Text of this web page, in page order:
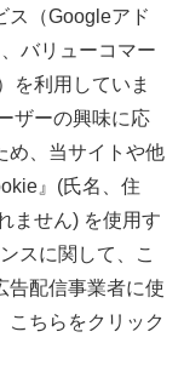
ス（Googleアド
バリューコマー
を利用していま
ザーの興味に応
め、当サイトや他
』(氏名、住
ません) を使用す
スに関して、こ
告配信事業者に使
こちらをクリック